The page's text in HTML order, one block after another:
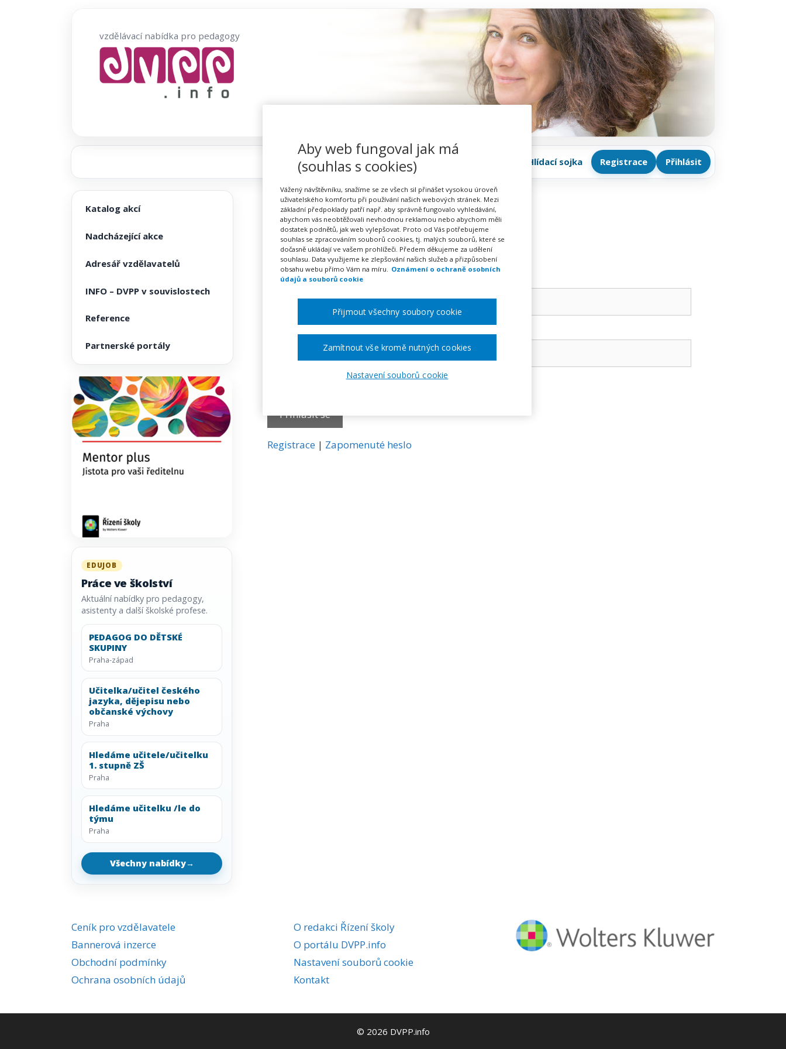
vzdělávací nabídka pro pedagogy
Hlídací sojka Registrace Přihlásit
Přihlásit se
E-mail
Pamatovat si mě
A
Registrace | Zapomenuté heslo
Katalog akcí
Nadcházející akce
Adresář vzdělavatelů
INFO – DVPP v souvislostech
Reference
Partnerské portály
EDUJOB
Práce ve školství
Aktuální nabídky pro pedagogy,
asistenty a další školské profese.
PEDAGOG DO DĚTSKÉ
SKUPINY
Praha-západ
Učitelka/učitel českého
jazyka, dějepisu nebo
občanské výchovy
Praha
Hledáme učitele/učitelku
1. stupně ZŠ
Praha
Hledáme učitelku /le do
týmu
Praha
Všechny nabídky→
Ceník pro vzdělavatele
Bannerová inzerce
Obchodní podmínky
Ochrana osobních údajů
O redakci Řízení školy
O portálu DVPP.info
Nastavení souborů cookie
Kontakt
© 2026 DVPP.info
Aby web fungoval jak má
(souhlas s cookies)
Vážený návštěvníku, snažíme se ze všech sil přinášet vysokou úroveň
uživatelského komfortu při používání našich webových stránek. Mezi
základní předpoklady patří např. aby správně fungovalo vyhledávání,
abychom vás neobtěžovali nevhodnou reklamou nebo abychom měli
dostatek podnětů, jak web vylepšovat. Proto od Vás potřebujeme
souhlas se zpracováním souborů cookies, tj. malých souborů, které se
dočasně ukládají ve vašem prohlížeči. Předem děkujeme za udělení
souhlasu. Data využijeme ke zlepšování našich služeb a přizpůsobení
obsahu webu přímo Vám na míru. Oznámení o ochraně osobních
údajů a souborů cookie
Nastavení souborů cookie
Zamítnout vše kromě nutných cookies
Přijmout všechny soubory cookie